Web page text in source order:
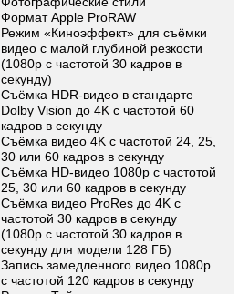
Формат Apple ProRAW
Режим «Киноэффект» для съёмки
видео с малой глубиной резкости
(1080p с частотой 30 кадров в
секунду)
Съёмка HDR‑видео в стандарте
Dolby Vision до 4K с частотой 60
кадров в секунду
Съёмка видео 4K с частотой 24, 25,
30 или 60 кадров в секунду
Съёмка HD‑видео 1080p с частотой
25, 30 или 60 кадров в секунду
Съёмка видео ProRes до 4K с
частотой 30 кадров в секунду
(1080p с частотой 30 кадров в
секунду для модели 128 ГБ)
Запись замедленного видео 1080р
с частотой 120 кадров в секунду